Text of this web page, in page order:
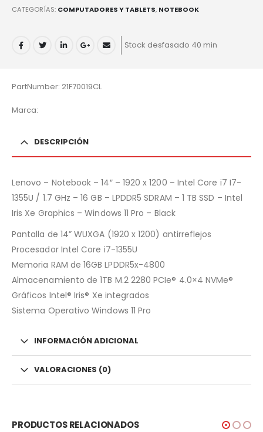
CATEGORÍAS: COMPUTADORES Y TABLETS, NOTEBOOK
Stock desfasado 40 min
PartNumber: 21F70019CL
Marca:
DESCRIPCIÓN
Lenovo – Notebook – 14″ – 1920 x 1200 – Intel Core i7 I7-
1355U / 1.7 GHz – 16 GB – LPDDR5 SDRAM – 1 TB SSD – Intel
Iris Xe Graphics – Windows 11 Pro – Black
Pantalla de 14” WUXGA (1920 x 1200) antirreflejos
Procesador Intel Core i7-1355U
Memoria RAM de 16GB LPDDR5x-4800
Almacenamiento de 1TB M.2 2280 PCIe® 4.0×4 NVMe®
Gráficos Intel® Iris® Xe integrados
Sistema Operativo Windows 11 Pro
INFORMACIÓN ADICIONAL
VALORACIONES (0)
PRODUCTOS RELACIONADOS